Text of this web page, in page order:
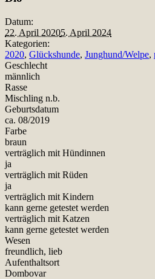
Datum:
22. April 20205. April 2024
Kategorien:
2020, Glückshunde, Junghund/Welpe,
Geschlecht
männlich
Rasse
Mischling n.b.
Geburtsdatum
ca. 08/2019
Farbe
braun
verträglich mit Hündinnen
ja
verträglich mit Rüden
ja
verträglich mit Kindern
kann gerne getestet werden
verträglich mit Katzen
kann gerne getestet werden
Wesen
freundlich, lieb
Aufenthaltsort
Dombovar